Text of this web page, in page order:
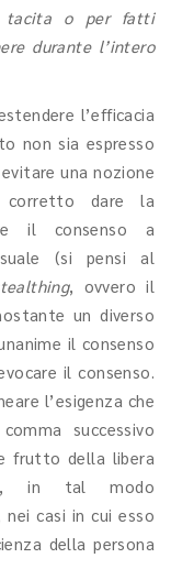
tacita o per fatti
durante l’intero
l’efficacia
non sia espresso
una nozione
corretto dare la
il consenso a
(si pensi al
, ovvero il
un diverso
il consenso
il consenso.
l’esigenza che
successivo
frutto della libera
in tal modo
nei casi in cui esso
della persona